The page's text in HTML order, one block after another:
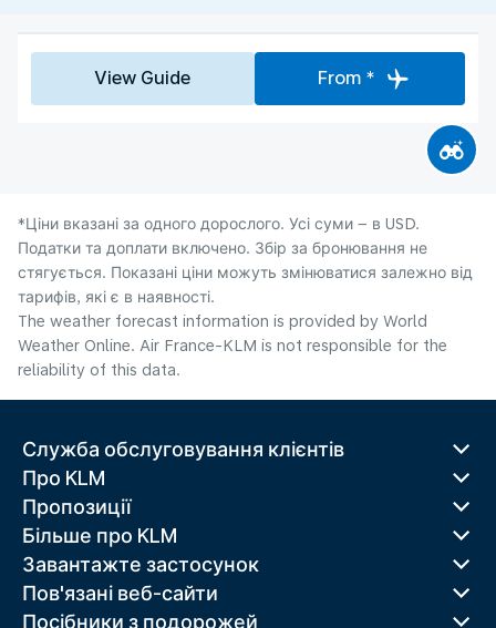
View Guide From *
*Ціни вказані за одного дорослого. Усі суми – в USD.
Податки та доплати включено. Збір за бронювання не
стягується. Показані ціни можуть змінюватися залежно від
тарифів, які є в наявності.
The weather forecast information is provided by World
Weather Online. Air France-KLM is not responsible for the
reliability of this data.
Служба обслуговування клієнтів
Про KLM
Пропозиції
Більше про KLM
Завантажте застосунок
Пов'язані веб-сайти
Посібники з подорожей